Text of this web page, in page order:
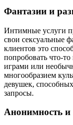
Фантазии и
Интимные услуги
свои сексуальные
клиентов это
попробовать что-
играми или
многообразием
девушек,
запросы.
Анонимность и